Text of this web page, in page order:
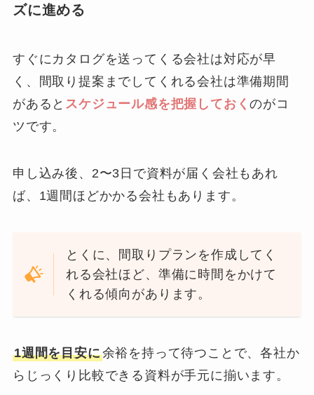
ズに進める
すぐにカタログを送ってくる会社は対応が早
く、間取り提案までしてくれる会社は準備期間
があると スケジュール感を把握しておくのがコ
ツです。
申し込み後、2〜3日で資料が届く会社もあれ
ば、1週間ほどかかる会社もあります。
とくに、間取りプランを作成してく
れる会社ほど、準備に時間をかけて
くれる傾向があります。
1週間を目安に余裕を持って待つことで、各社か
らじっくり比較できる資料が手元に揃います。